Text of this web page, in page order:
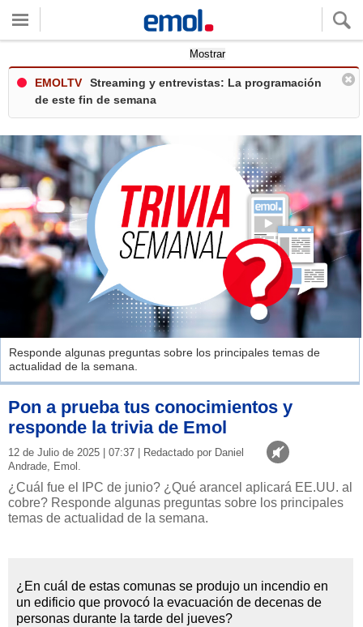
Mostrar
EMOLTV
Streaming y entrevistas: La programación
de este fin de semana
Responde algunas preguntas sobre los principales temas de
actualidad de la semana.
Pon a prueba tus conocimientos y
responde la trivia de Emol
12 de Julio de 2025 | 07:37 | Redactado por Daniel
Andrade, Emol.
¿Cuál fue el IPC de junio? ¿Qué arancel aplicará EE.UU. al
cobre? Responde algunas preguntas sobre los principales
temas de actualidad de la semana.
¿En cuál de estas comunas se produjo un incendio en
un edificio que provocó la evacuación de decenas de
personas durante la tarde del jueves?